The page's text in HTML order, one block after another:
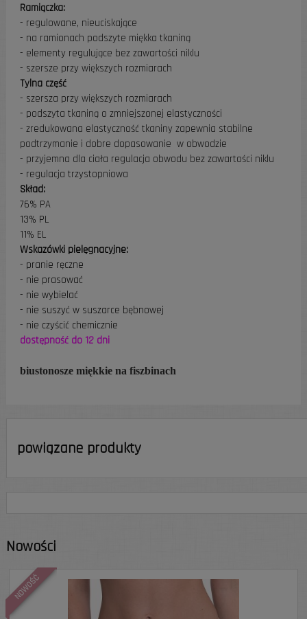
Ramiączka:
- regulowane, nieuciskające
- na ramionach podszyte miękka tkaniną
- elementy regulujące bez zawartości niklu
- szersze przy większych rozmiarach
Tylna część
- szersza przy większych rozmiarach
- podszyta tkaniną o zmniejszonej elastyczności
- zredukowana elastyczność tkaniny zapewnia stabilne
podtrzymanie i dobre dopasowanie w obwodzie
- przyjemna dla ciała regulacja obwodu bez zawartości niklu
- regulacja trzystopniowa
Skład:
76% PA
13% PL
11% EL
Wskazówki pielęgnacyjne:
- pranie ręczne
- nie prasować
- nie wybielać
- nie suszyć w suszarce bębnowej
- nie czyścić chemicznie
dostępność do 12 dni
biustonosze miękkie na fiszbinach
powiązane produkty
Nowości
NOWOŚĆ